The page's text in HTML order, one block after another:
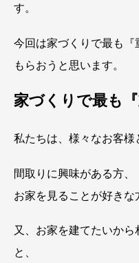
す。
今回は家づくりで最も『
もらおうと思います。
家づくりで最も『
私たちは、様々なお客様
間取りに興味がある方、
お家を見ることが好きな
又、お家を建てたいから
と、